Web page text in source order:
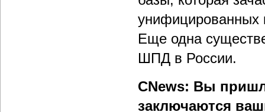
унифицированных
Еще одна
ШПД в России.
CNews: Вы
заключаются